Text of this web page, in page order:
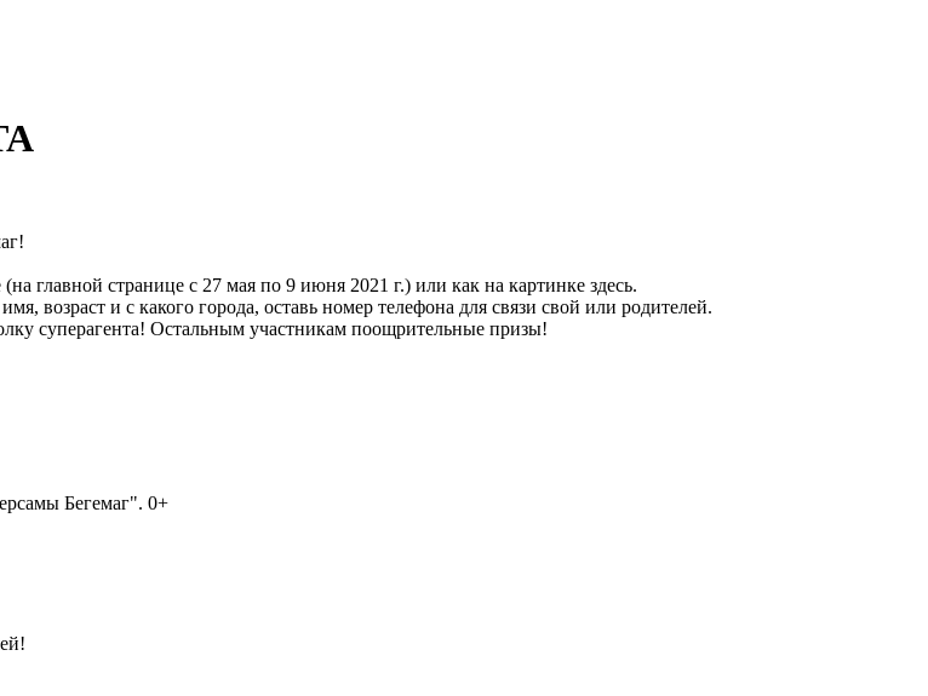
главной странице с 27 мая по 9 июня 2021 г.) или как на картинке здесь.
возраст и с какого города, оставь номер телефона для связи свой или родителей.
суперагента! Остальным участникам поощрительные призы!
Бегемаг". 0+